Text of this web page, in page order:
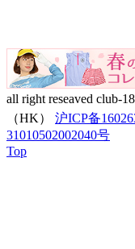
all right reseaved club-
（HK） 沪ICP备
31010502002040号
Top